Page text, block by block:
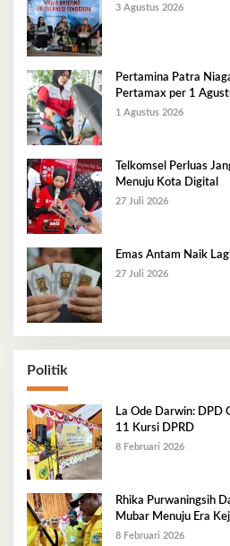
3 Agustus 2026
Pertamina Patra
Pertamax per 1
1 Agustus 2026
Telkomsel Perluas
Menuju Kota Digital
27 Juli 2026
Emas Antam Naik
27 Juli 2026
Politik
La Ode Darwin: DPD
11 Kursi DPRD
8 Februari 2026
Rhika Purwaningsih
Mubar Menuju Era
8 Februari 2026